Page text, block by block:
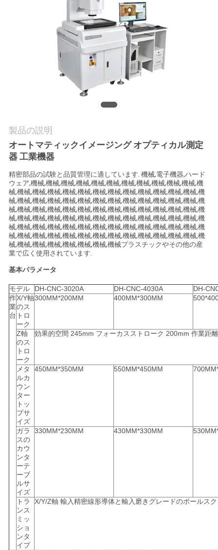
な
さ
い
引
用
を
要
求
し
PRIVACY
POLICY
製品の説明
オートマティックイメージング オプティカル測定
器 工業機器
精密部品の試験と品質管理に適しています. 機械,電子機器,ハード
ウェア,機械,機械,機械,機械,機械,機械,機械,機械,機械,機械,機械,機
械,機械,機械,機械,機械,機械,機械,機械,機械,機械,機械,機械,機械,機
械,機械,機械,機械,機械,機械,機械,機械,機械,機械,機械,機械,機械,機
械,機械,機械,機械,機械,機械,機械,機械,機械,機械,機械,機械,機械,機
械,機械,機械,機械,機械,機械,機械,機械,機械,機械,機械,機械,機械,機
械,機械,機械,機械,機械,機械,機械,機械,機械,機械,機械,機械,機械,機
械,機械,機械,機械,機械,機械,機械,機械,機械,機械,機械,機械,機械,機
械,機械,機械,機械,機械,機械,機械,機械プラスチックやその他の産
業で広く使用されています.
基本パラメータ
モデル DH-CNC-3020A DH-CNC-4030A
DH-
作
業
台
X/Y軸
のス
トロ
ーク
300MM*200MM 400MM*300MM
Z軸
のス
トロ
ーク
効果的空間 245mm フォーカスストローク 200mm 作業距
メタ
ルカ
ウン
ター
トッ
プサ
イズ
450MM*350MM 550MM*450MM
ガラ
スの
カウ
ンタ
ーテ
ーブ
ルサ
イズ
330MM*230MM 430MM*330MM
トラ
ンス
ミッ
ショ
ンタ
イプ
X/Y/Z軸 輸入精密線形導体と輸入磨きグレードのボールス